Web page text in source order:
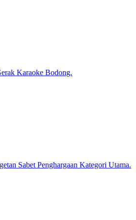
Karaoke Bodong.
Sabet Penghargaan Kategori Utama.